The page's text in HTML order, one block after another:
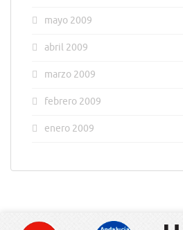
mayo 2009
abril 2009
marzo 2009
febrero 2009
enero 2009